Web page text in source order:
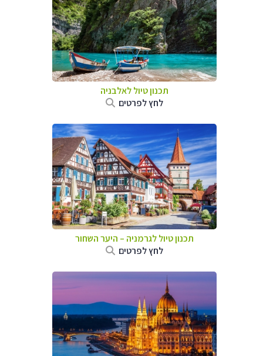
תכנון טיול לאלבניה
לחץ לפרטים
תכנון טיול לגרמניה – היער השחור
לחץ לפרטים